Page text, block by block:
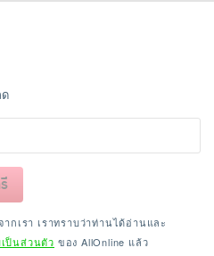
กเรา เราทราบว่าท่านได้อ่านและ
ป็นส่วนตัว ของ AllOnline แล้ว